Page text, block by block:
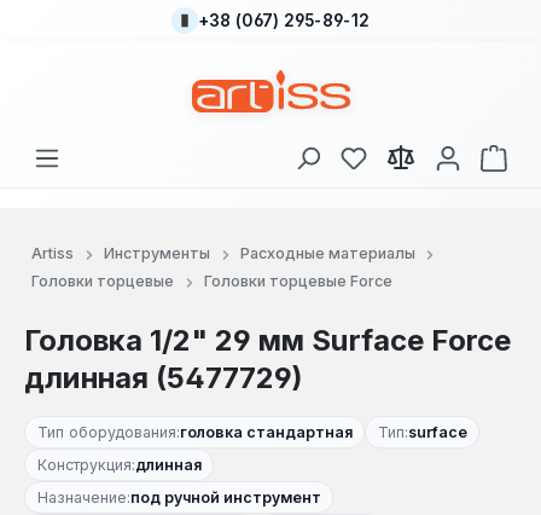
Перейти к основному содержанию
+38 (067) 295-89-12
У вас есть товары
В
Artiss Инструменты
Расходные материалы
Головки торцевые
Головки торцевые Force
Головка 1/2" 29 мм Surface Force
длинная (5477729)
Тип оборудования:головка стандартная Тип:surface
Конструкция:длинная
Назначение:под ручной инструмент